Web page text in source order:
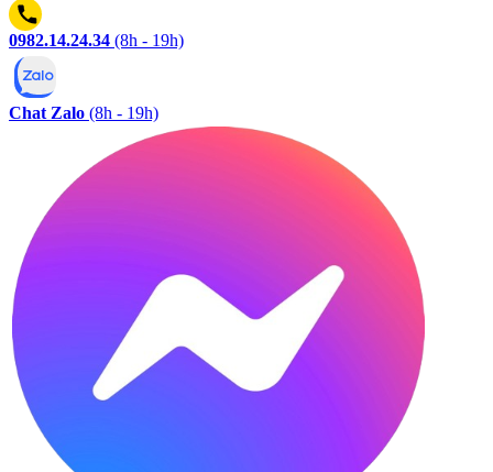
0982.14.24.34 (8h - 19h)
Chat Zalo (8h - 19h)